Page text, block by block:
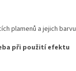
plamenů a jejich barvu
při použití efektu